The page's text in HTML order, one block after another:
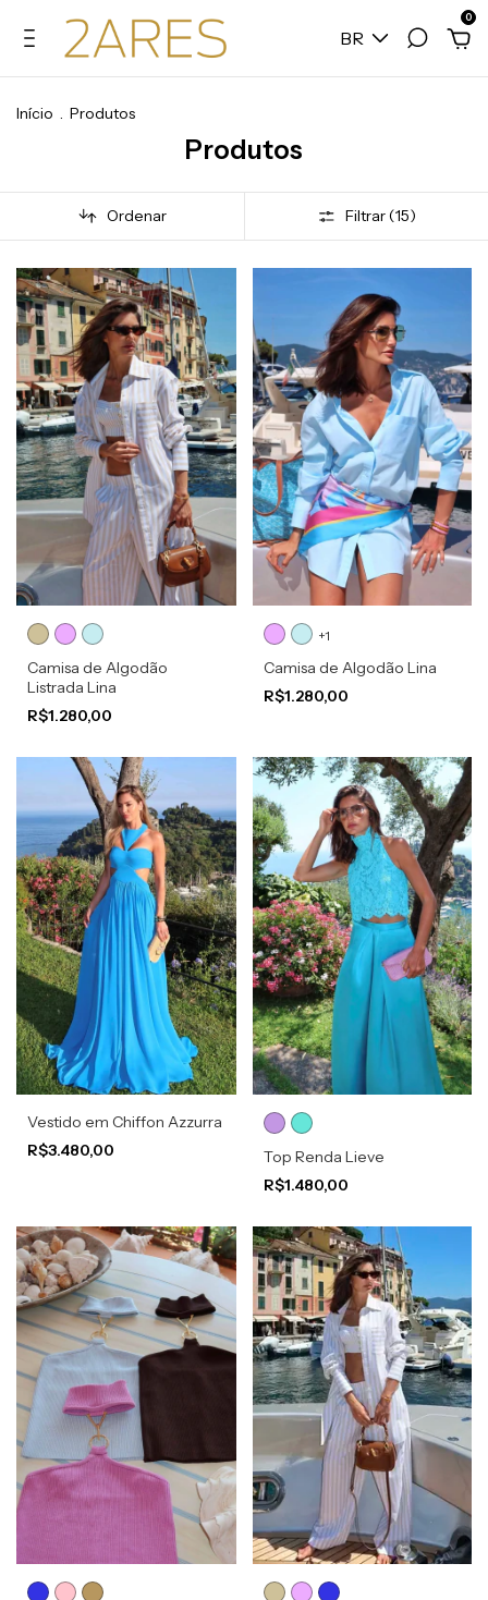
BR
0
Início . Produtos
Produtos
Ordenar Filtrar (15)
Camisa de Algodão
Listrada Lina
R$1.280,00
+1
Camisa de Algodão Lina
R$1.280,00
Vestido em Chiffon Azzurra
R$3.480,00
Top Renda Lieve
R$1.480,00